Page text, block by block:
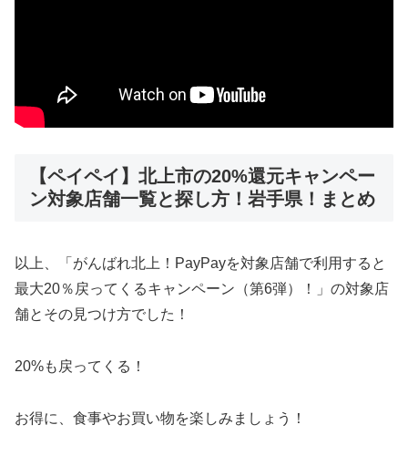
【ペイペイ】北上市の20%還元キャンペー
ン対象店舗一覧と探し方！岩手県！まとめ
以上、「がんばれ北上！PayPayを対象店舗で利用すると
最大20％戻ってくるキャンペーン（第6弾）！」の対象店
舗とその見つけ方でした！
20%も戻ってくる！
お得に、食事やお買い物を楽しみましょう！